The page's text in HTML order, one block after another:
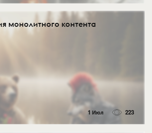
монолитного контента
1 Июл 223